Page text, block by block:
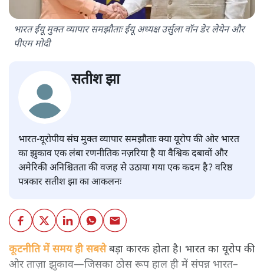
भारत ईयू मुक्त व्यापार समझौताः ईयू अध्यक्ष उर्सुला वॉन डेर लेयेन और
पीएम मोदी
सतीश झा
भारत-यूरोपीय संघ मुक्त व्यापार समझौताः क्या यूरोप की ओर भारत
का झुकाव एक लंबा रणनीतिक नज़रिया है या वैश्विक दबावों और
अमेरिकी अनिश्चितता की वजह से उठाया गया एक कदम है? वरिष्ठ
पत्रकार सतीश झा का आकलनः
कूटनीति में समय ही सबसेबड़ा कारक होता है। भारत का यूरोप की
ओर ताज़ा झुकाव—जिसका ठोस रूप हाल ही में संपन्न भारत–